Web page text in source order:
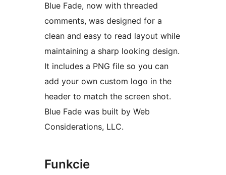
Blue Fade, now with threaded
comments, was designed for a
clean and easy to read layout while
maintaining a sharp looking design.
It includes a PNG file so you can
add your own custom logo in the
header to match the screen shot.
Blue Fade was built by Web
Considerations, LLC.
Funkcie